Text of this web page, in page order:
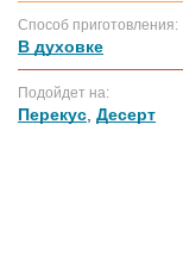
Способ приготовления:
В духовке
Подойдет на:
Перекус Десерт